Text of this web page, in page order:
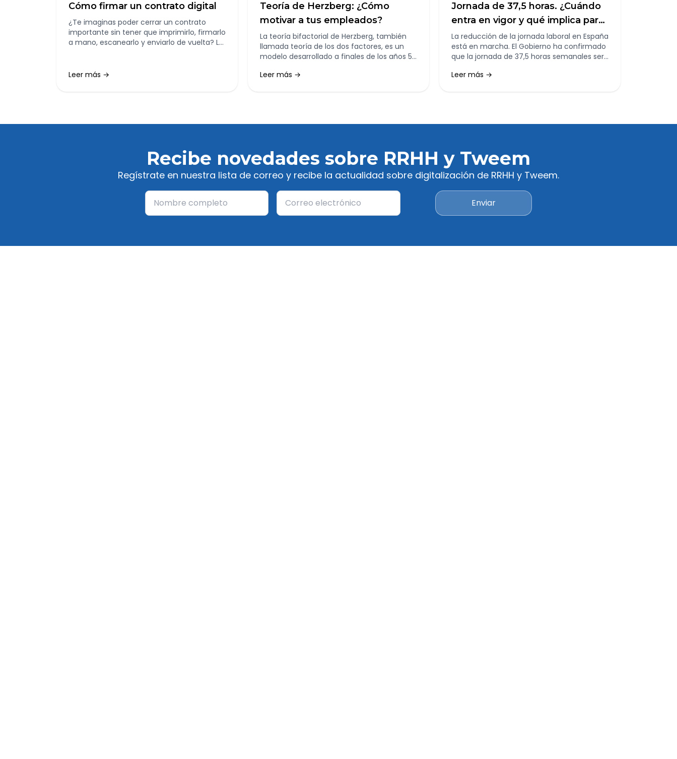
Cómo firmar un contrato digital
¿Te imaginas poder cerrar un contrato
importante sin tener que imprimirlo, firmarlo
a mano, escanearlo y enviarlo de vuelta? La
cualquier lugar del mundo.
Leer más →
Teoría de Herzberg: ¿Cómo
motivar a tus empleados?
La teoría bifactorial de Herzberg, también
llamada teoría de los dos factores, es un
modelo desarrollado a finales de los años 50
en la motivación y satisfacción en el trabajo
Leer más →
Jornada de 37,5 horas. ¿Cuándo
entra en vigor y qué implica para
tu empresa?
La reducción de la jornada laboral en España
está en marcha. El Gobierno ha confirmado
que la jornada de 37,5 horas semanales será
¿qué significa esto para las empresas?
Leer más →
Recibe novedades sobre RRHH y Tweem
Regístrate en nuestra lista de correo y recibe la actualidad sobre digitalización de RRHH y Tweem.
Enviar